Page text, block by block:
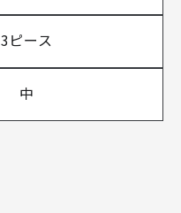
3ピース
中